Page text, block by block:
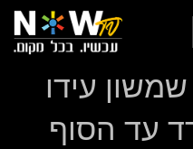
עידו
עד הסוף